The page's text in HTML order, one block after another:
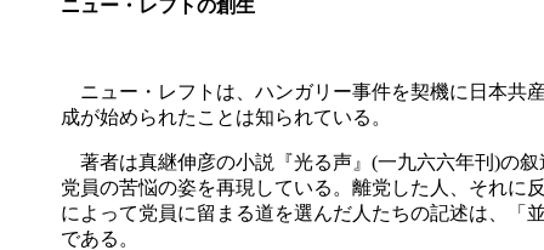
ニュー・レフトの創生
ニュー・レフトは、ハンガリー事件を契機に日本共
成が始められたことは知られている。
著者は真継伸彦の小説『光る声』 (一九六六年刊 )の叙
党員の苦悩の姿を再現している。離党した人、それに
によって党員に留まる道を選んだ人たちの記述は、「
である。